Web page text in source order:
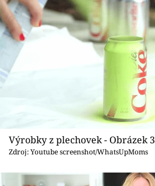
Výrobky z plechovek - Obrázek 3
Zdroj: Youtube screenshot/WhatsUpMoms